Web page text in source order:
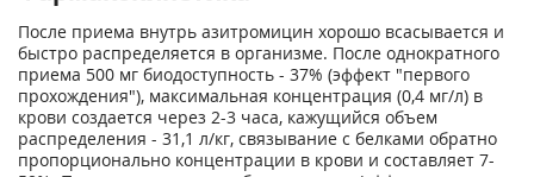
После приема внутрь азитромицин хорошо всасывается и
быстро распределяется в организме. После однократного
приема 500 мг биодоступность - 37% (эффект "первого
прохождения"), максимальная концентрация (0,4 мг/л) в
крови создается через 2-3 часа, кажущийся объем
распределения - 31,1 л/кг, связывание с белками обратно
пропорционально концентрации в крови и составляет 7-